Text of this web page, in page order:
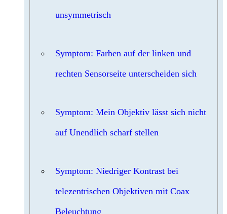
unsymmetrisch
Symptom: Farben auf der linken und
rechten Sensorseite unterscheiden sich
Symptom: Mein Objektiv lässt sich nicht
auf Unendlich scharf stellen
Symptom: Niedriger Kontrast bei
telezentrischen Objektiven mit Coax
Beleuchtung